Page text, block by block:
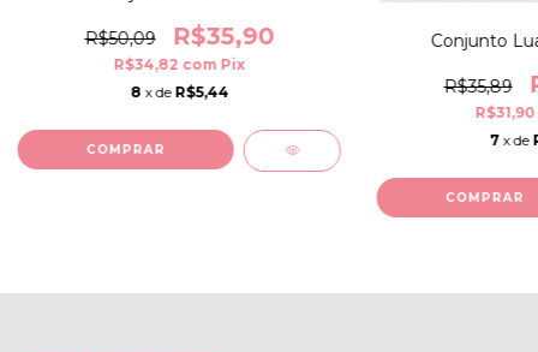
R$50,09 R$35,90
R$34,82 com Pix
8 x de R$5,44
COMPRAR
Conjunto
R$35,89
R$31,90
7 x de
COMPRAR